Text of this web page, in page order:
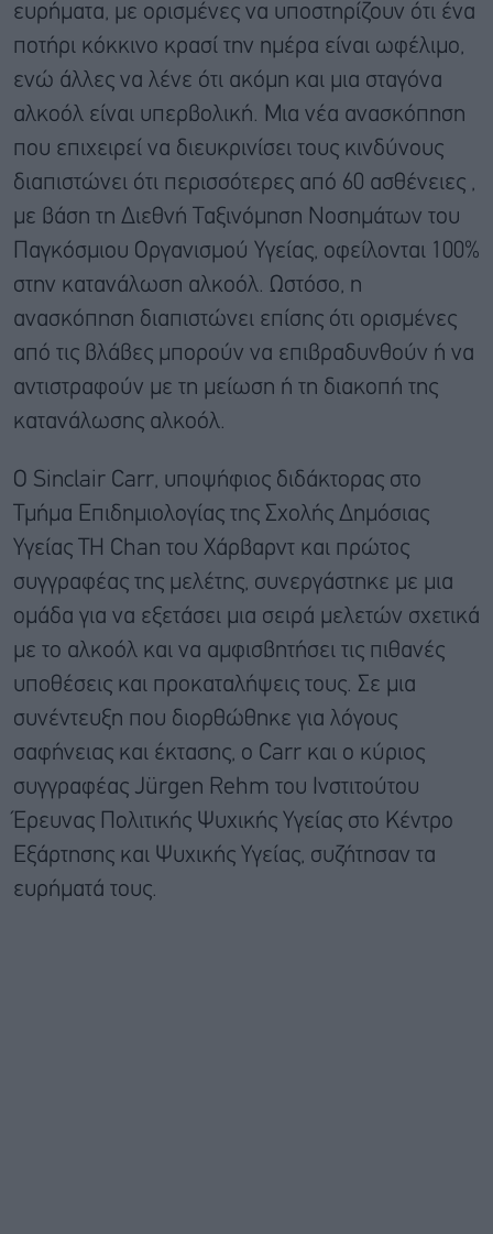
ευρήματα, με ορισμένες να υποστηρίζουν ότι ένα
ποτήρι κόκκινο κρασί την ημέρα είναι ωφέλιμο,
ενώ άλλες να λένε ότι ακόμη και μια σταγόνα
αλκοόλ είναι υπερβολική. Μια νέα ανασκόπηση
που επιχειρεί να διευκρινίσει τους κινδύνους
διαπιστώνει ότι περισσότερες από 60 ασθένειες ,
με βάση τη Διεθνή Ταξινόμηση Νοσημάτων του
Παγκόσμιου Οργανισμού Υγείας, οφείλονται 100%
στην κατανάλωση αλκοόλ. Ωστόσο, η
ανασκόπηση διαπιστώνει επίσης ότι ορισμένες
από τις βλάβες μπορούν να επιβραδυνθούν ή να
αντιστραφούν με τη μείωση ή τη διακοπή της
κατανάλωσης αλκοόλ.
Ο Sinclair Carr, υποψήφιος διδάκτορας στο
Τμήμα Επιδημιολογίας της Σχολής Δημόσιας
Υγείας TH Chan του Χάρβαρντ και πρώτος
συγγραφέας της μελέτης, συνεργάστηκε με μια
ομάδα για να εξετάσει μια σειρά μελετών σχετικά
με το αλκοόλ και να αμφισβητήσει τις πιθανές
υποθέσεις και προκαταλήψεις τους. Σε μια
συνέντευξη που διορθώθηκε για λόγους
σαφήνειας και έκτασης, ο Carr και ο κύριος
συγγραφέας Jürgen Rehm του Ινστιτούτου
Έρευνας Πολιτικής Ψυχικής Υγείας στο Κέντρο
Εξάρτησης και Ψυχικής Υγείας, συζήτησαν τα
ευρήματά τους.